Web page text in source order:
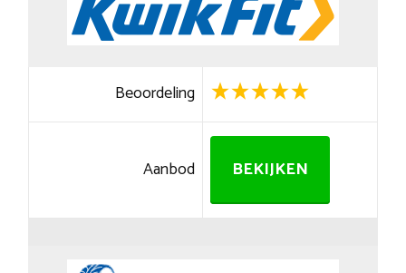
Beoordeling
Aanbod BEKIJKEN